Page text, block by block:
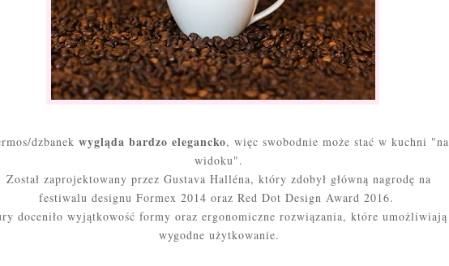
dzbanek wygląda bardzo elegancko, więc swobodnie może stać w kuchni "na
widoku".
Został zaprojektowany przez Gustava Halléna, który zdobył główną nagrodę na
festiwalu designu Formex 2014 oraz Red Dot Design Award 2016.
doceniło wyjątkowość formy oraz ergonomiczne rozwiązania, które umożliwiają
wygodne użytkowanie.